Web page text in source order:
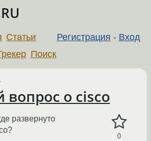
Регистрация - Вход
Статьи
Поиск
вопрос о cisco
0
развернуто